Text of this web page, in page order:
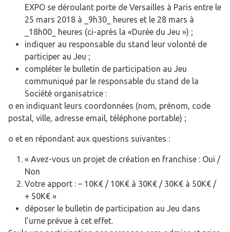
EXPO se déroulant porte de Versailles à Paris entre le
25 mars 2018 à _9h30_ heures et le 28 mars à
_18h00_ heures (ci-après la «Durée du Jeu ») ;
indiquer au responsable du stand leur volonté de
participer au Jeu ;
compléter le bulletin de participation au Jeu
communiqué par le responsable du stand de la
Société organisatrice :
o en indiquant leurs coordonnées (nom, prénom, code
postal, ville, adresse email, téléphone portable) ;
o et en répondant aux questions suivantes :
« Avez-vous un projet de création en franchise : Oui /
Non
Votre apport : – 10K€ / 10K€ à 30K€ / 30K€ à 50K€ /
+ 50K€ »
déposer le bulletin de participation au Jeu dans
l’urne prévue à cet effet.